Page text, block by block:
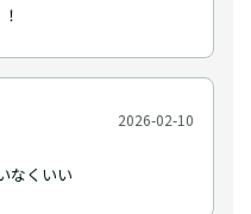
2026-02-10
なくいい